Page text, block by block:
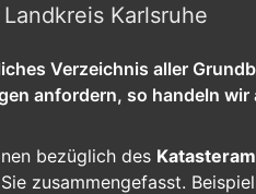
Karlsruhe
Verzeichnis aller
anfordern, so handeln
bezüglich des
zusammengefasst.